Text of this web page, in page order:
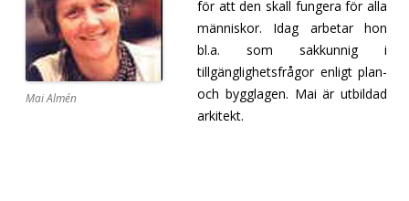
Mai Almén
för att den skall fungera för alla
människor. Idag arbetar hon
bl.a. som sakkunnig i
tillgänglighetsfrågor enligt plan-
och bygglagen. Mai är utbildad
arkitekt.